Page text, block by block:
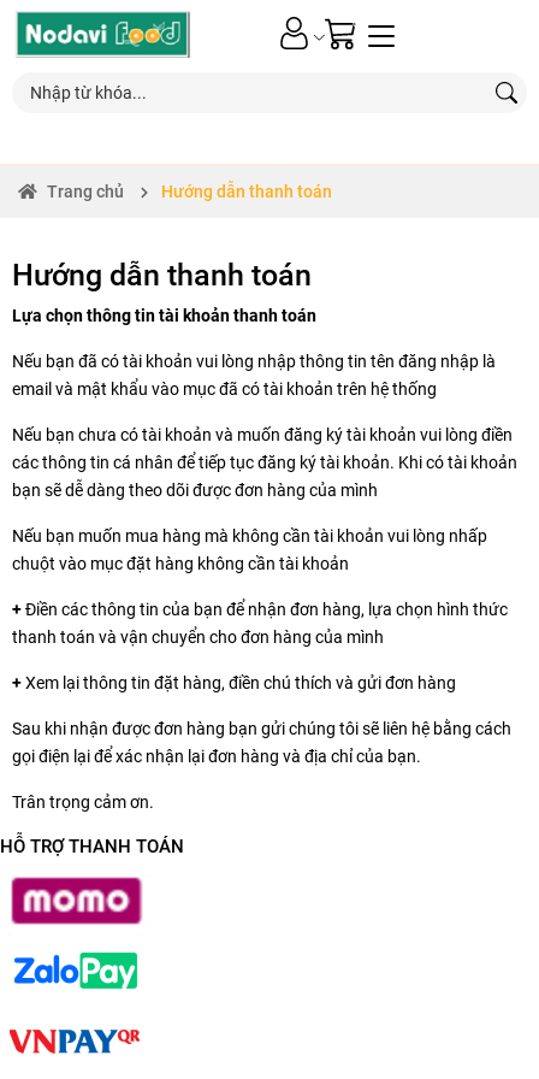
0
Trang chủ Hướng dẫn thanh toán
Hướng dẫn thanh toán
Lựa chọn thông tin tài khoản thanh toán
Nếu bạn đã có tài khoản vui lòng nhập thông tin tên đăng nhập là
email và mật khẩu vào mục đã có tài khoản trên hệ thống
Nếu bạn chưa có tài khoản và muốn đăng ký tài khoản vui lòng điền
các thông tin cá nhân để tiếp tục đăng ký tài khoản. Khi có tài khoản
bạn sẽ dễ dàng theo dõi được đơn hàng của mình
Nếu bạn muốn mua hàng mà không cần tài khoản vui lòng nhấp
chuột vào mục đặt hàng không cần tài khoản
+Điền các thông tin của bạn để nhận đơn hàng, lựa chọn hình thức
thanh toán và vận chuyển cho đơn hàng của mình
+Xem lại thông tin đặt hàng, điền chú thích và gửi đơn hàng
Sau khi nhận được đơn hàng bạn gửi chúng tôi sẽ liên hệ bằng cách
gọi điện lại để xác nhận lại đơn hàng và địa chỉ của bạn.
Trân trọng cảm ơn.
HỖ TRỢ THANH TOÁN